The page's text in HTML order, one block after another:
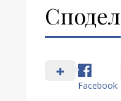
Facebook